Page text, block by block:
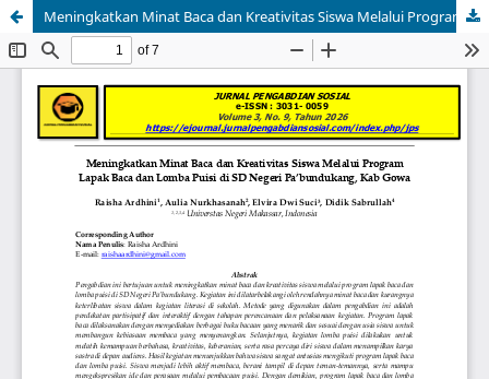
Meningkatkan Minat Baca dan Kreativitas Siswa Melalui Program Lapak Baca dan Lomba Puisi di SD Negeri Pa’bundukang, Kab Gowa